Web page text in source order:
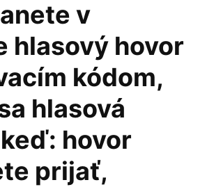
v
hlasový hovor
kódom,
hlasová
hovor
prijať,